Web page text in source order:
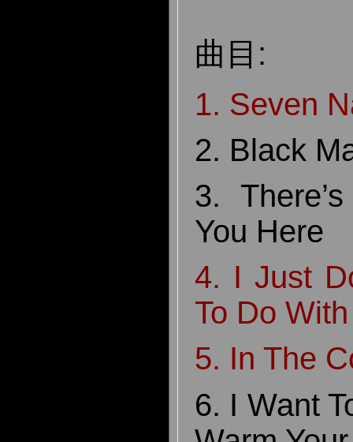
曲目:
1. Seven
2. Black
3.
You Here
4. I Just
To Do
5. In The
6. I Want